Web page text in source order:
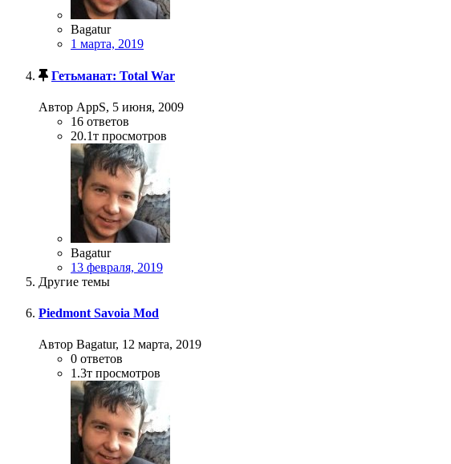
Bagatur
1 марта, 2019
Гетьманат: Total War
Автор AppS, 5 июня, 2009
16 ответов
20.1т просмотров
Bagatur
13 февраля, 2019
Другие темы
Piedmont Savoia Mod
Автор Bagatur, 12 марта, 2019
0 ответов
1.3т просмотров